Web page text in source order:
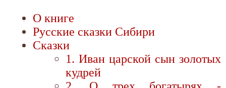
О книге
Русские сказки Сибири
Сказки
1. Иван царской сын золотых
кудрей